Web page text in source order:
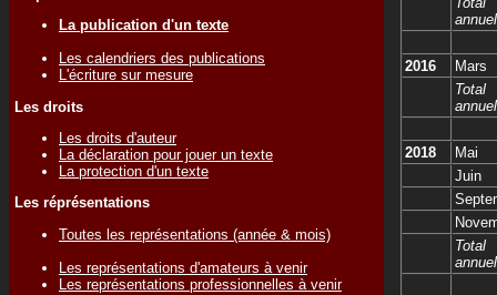
La publication d'un texte
Les calendriers des publications
L'écriture sur mesure
Les droits
Les droits d'auteur
La déclaration pour jouer un texte
La protection d'un texte
Les réprésentations
Toutes les représentations (année & mois)
Les représentations d'amateurs à venir
Les représentations professionnelles à venir
annuel
2016
Mars
Total
annuel
2018
Mai
Juin
Total
annuel